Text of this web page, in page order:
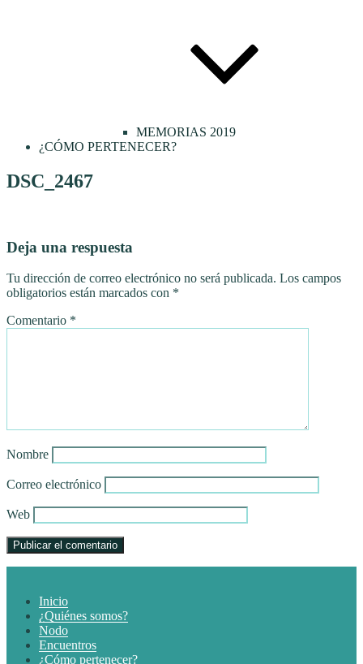
MEMORIAS 2019
¿CÓMO PERTENECER?
DSC_2467
Deja una respuesta
Tu dirección de correo electrónico no será publicada. Los campos
obligatorios están marcados con *
Comentario *
Nombre
Correo electrónico
Web
Inicio
¿Quiénes somos?
Nodo
Encuentros
¿Cómo pertenecer?